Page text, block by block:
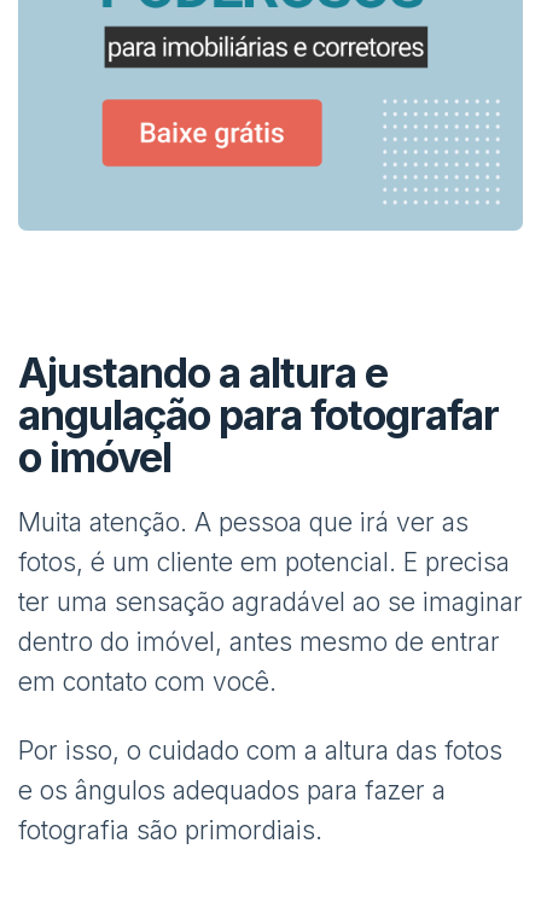
Ajustando a altura e
angulação para fotografar
o imóvel
Muita atenção. A pessoa que irá ver as
fotos, é um cliente em potencial. E precisa
ter uma sensação agradável ao se imaginar
dentro do imóvel, antes mesmo de entrar
em contato com você.
Por isso, o cuidado com a altura das fotos
e os ângulos adequados para fazer a
fotografia são primordiais.